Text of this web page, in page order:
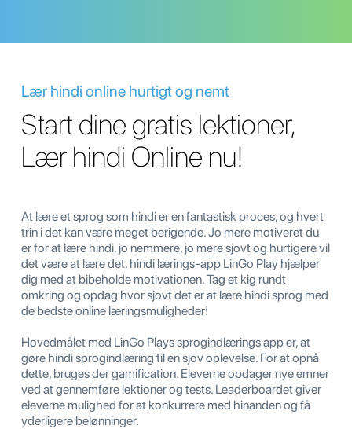
Lær hindi online hurtigt og nemt
Start dine gratis lektioner,
Lær hindi Online nu!
At lære et sprog som hindi er en fantastisk proces, og hvert
trin i det kan være meget berigende. Jo mere motiveret du
er for at lære hindi, jo nemmere, jo mere sjovt og hurtigere vil
det være at lære det. hindi lærings-app LinGo Play hjælper
dig med at bibeholde motivationen. Tag et kig rundt
omkring og opdag hvor sjovt det er at lære hindi sprog med
de bedste online læringsmuligheder!
Hovedmålet med LinGo Plays sprogindlærings app er, at
gøre hindi sprogindlæring til en sjov oplevelse. For at opnå
dette, bruges der gamification. Eleverne opdager nye emner
ved at gennemføre lektioner og tests. Leaderboardet giver
eleverne mulighed for at konkurrere med hinanden og få
yderligere belønninger.